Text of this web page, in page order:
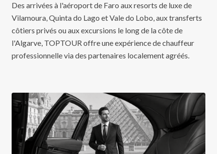
Des arrivées à l'aéroport de Faro aux resorts de luxe de
Vilamoura, Quinta do Lago et Vale do Lobo, aux transferts
côtiers privés ou aux excursions le long de la côte de
l'Algarve, TOPTOUR offre une expérience de chauffeur
professionnelle via des partenaires localement agréés.